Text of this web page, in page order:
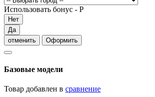
Использовать бонус - Р
Нет
Да
отменить
Оформить
Базовые модели
Товар добавлен в сравнение